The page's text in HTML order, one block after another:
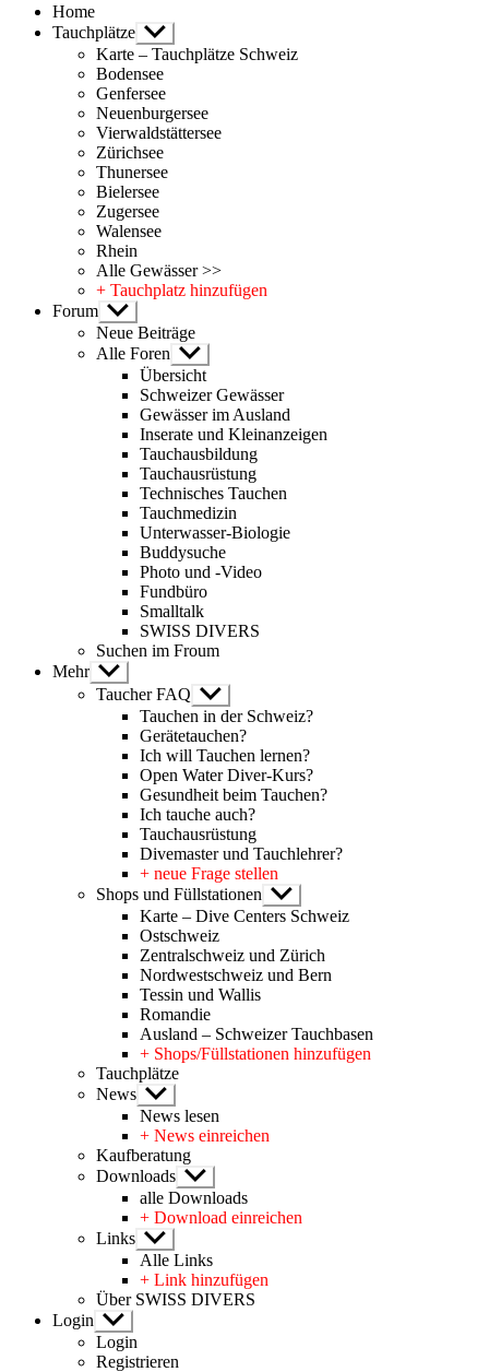
Home
Tauchplätze Untermenü
anzeigen
Karte – Tauchplätze Schweiz
Bodensee
Genfersee
Neuenburgersee
Vierwaldstättersee
Zürichsee
Thunersee
Bielersee
Zugersee
Walensee
Rhein
Alle Gewässer >>
+ Tauchplatz hinzufügen
Forum Untermenü
anzeigen
Neue Beiträge
Alle Foren Untermenü
anzeigen
Übersicht
Schweizer Gewässer
Gewässer im Ausland
Inserate und Kleinanzeigen
Tauchausbildung
Tauchausrüstung
Technisches Tauchen
Tauchmedizin
Unterwasser-Biologie
Buddysuche
Photo und -Video
Fundbüro
Smalltalk
SWISS DIVERS
Suchen im Froum
Mehr Untermenü
anzeigen
Taucher FAQ Untermenü
anzeigen
Tauchen in der Schweiz?
Gerätetauchen?
Ich will Tauchen lernen?
Open Water Diver-Kurs?
Gesundheit beim Tauchen?
Ich tauche auch?
Tauchausrüstung
Divemaster und Tauchlehrer?
+ neue Frage stellen
Shops und Füllstationen Untermenü
anzeigen
Karte – Dive Centers Schweiz
Ostschweiz
Zentralschweiz und Zürich
Nordwestschweiz und Bern
Tessin und Wallis
Romandie
Ausland – Schweizer Tauchbasen
+ Shops/Füllstationen hinzufügen
Tauchplätze
News Untermenü
anzeigen
News lesen
+ News einreichen
Kaufberatung
Downloads Untermenü
anzeigen
alle Downloads
+ Download einreichen
Links Untermenü
anzeigen
Alle Links
+ Link hinzufügen
Über SWISS DIVERS
Login Untermenü
anzeigen
Login
Registrieren